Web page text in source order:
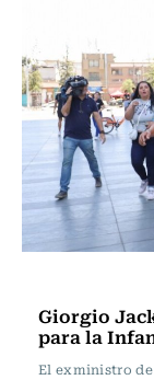
Giorgio
para la
El exministro